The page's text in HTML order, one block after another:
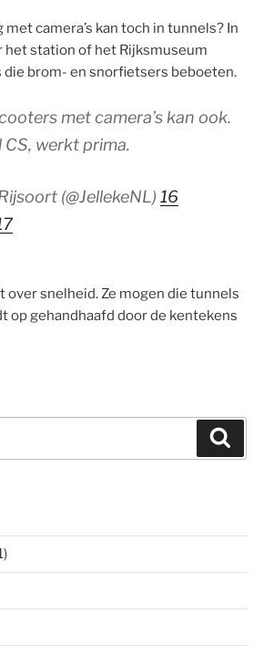
met camera’s kan toch in tunnels? In
het station of het Rijksmuseum
die brom- en snorfietsers beboeten.
met camera’s kan ook.
werkt prima.
(@JellekeNL) 16
over snelheid. Ze mogen die tunnels
op gehandhaafd door de kentekens